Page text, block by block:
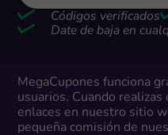
Códigos verificados
Date de baja en
MegaCupones funciona
usuarios. Cuando
enlaces en nuestro sitio
pequeña comisión de